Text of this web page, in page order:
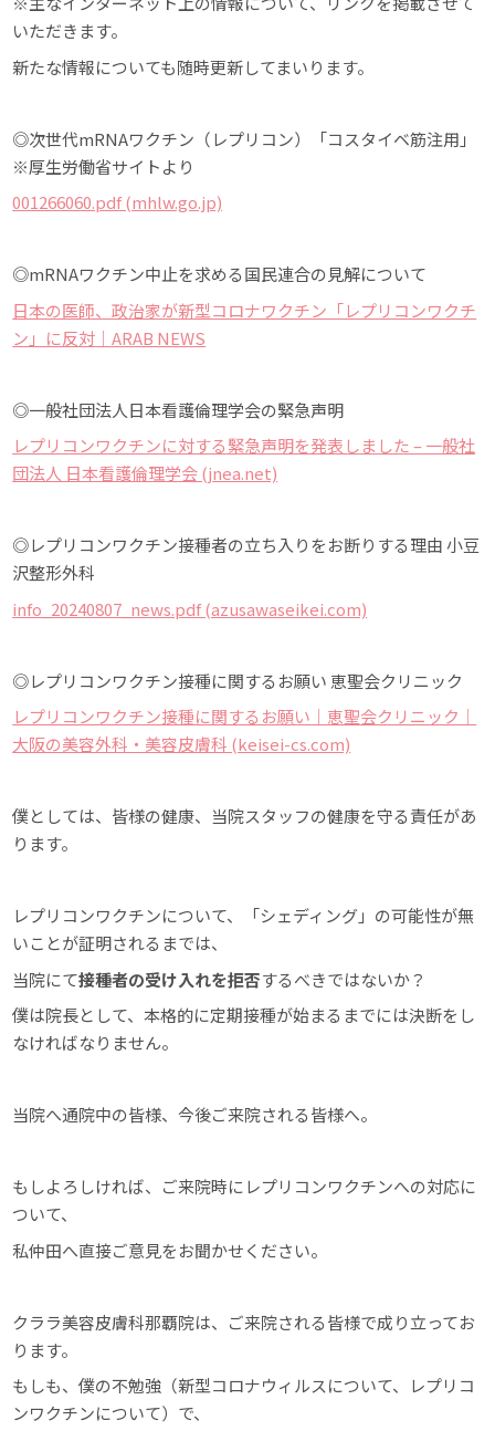
いただきます。
新たな情報についても随時更新してまいります。
◎次世代mRNAワクチン（レプリコン）「コスタイベ筋注用」
※厚生労働省サイトより
001266060.pdf (mhlw.go.jp)
◎mRNAワクチン中止を求める国民連合の見解について
日本の医師、政治家が新型コロナワクチン「レプリコンワクチ
ン」に反対｜ARAB NEWS
◎一般社団法人日本看護倫理学会の緊急声明
レプリコンワクチンに対する緊急声明を発表しました – 一般社
団法人 日本看護倫理学会 (jnea.net)
◎レプリコンワクチン接種者の立ち入りをお断りする理由 小豆
沢整形外科
info_20240807_news.pdf (azusawaseikei.com)
◎レプリコンワクチン接種に関するお願い 恵聖会クリニック
レプリコンワクチン接種に関するお願い｜恵聖会クリニック｜
大阪の美容外科・美容皮膚科 (keisei-cs.com)
僕としては、皆様の健康、当院スタッフの健康を守る責任があ
ります。
レプリコンワクチンについて、「シェディング」の可能性が無
いことが証明されるまでは、
当院にて接種者の受け入れを拒否するべきではないか？
僕は院長として、本格的に定期接種が始まるまでには決断をし
なければなりません。
当院へ通院中の皆様、今後ご来院される皆様へ。
もしよろしければ、ご来院時にレプリコンワクチンへの対応に
ついて、
私仲田へ直接ご意見をお聞かせください。
クララ美容皮膚科那覇院は、ご来院される皆様で成り立ってお
ります。
もしも、僕の不勉強（新型コロナウィルスについて、レプリコ
ンワクチンについて）で、